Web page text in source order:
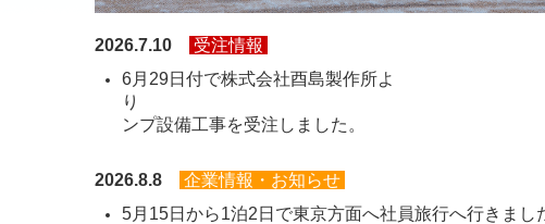
2026.7.10
受注情報
6月29日付で株式会社酉島製作所よ
り 前川
ンプ設備工事を受注しました。
2026.8.8
企業情報・お知らせ
5月15日から1泊2